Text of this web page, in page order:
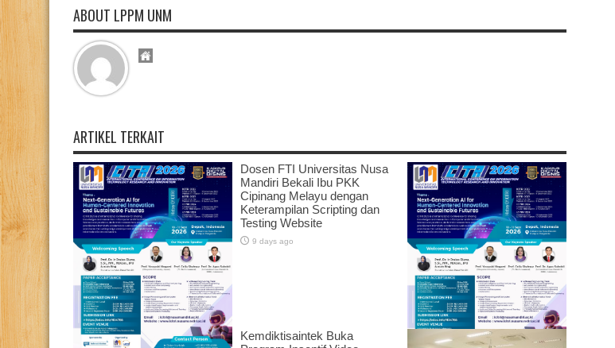
ABOUT LPPM UNM
ARTIKEL TERKAIT
Dosen FTI Universitas Nusa
Mandiri Bekali Ibu PKK
Cipinang Melayu dengan
Keterampilan Scripting dan
Testing Website
9 days ago
Pemberdayaan Anggota PKK
Kemdiktisaintek Buka